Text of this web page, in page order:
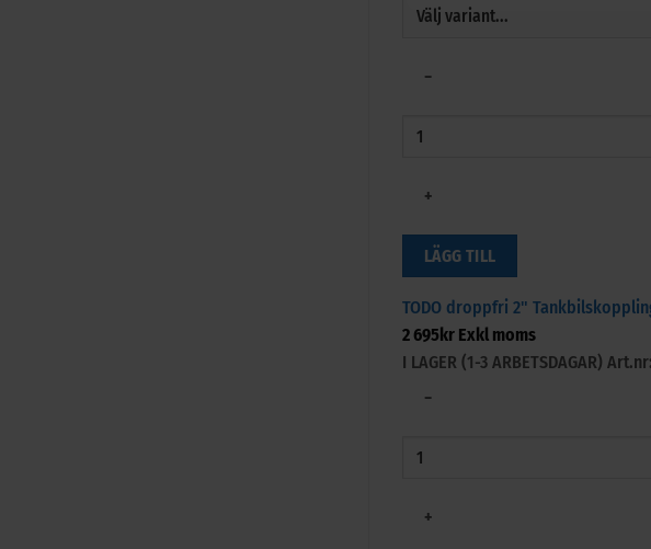
−
+
LÄGG TILL
TODO droppfri 2"
2 695 kr Exkl moms
I LAGER (1-3 ARBETSDAGAR)
−
+